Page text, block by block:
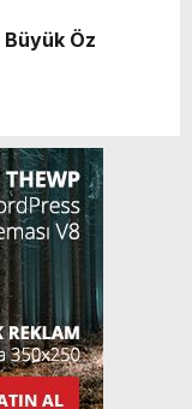
Büyük Öz